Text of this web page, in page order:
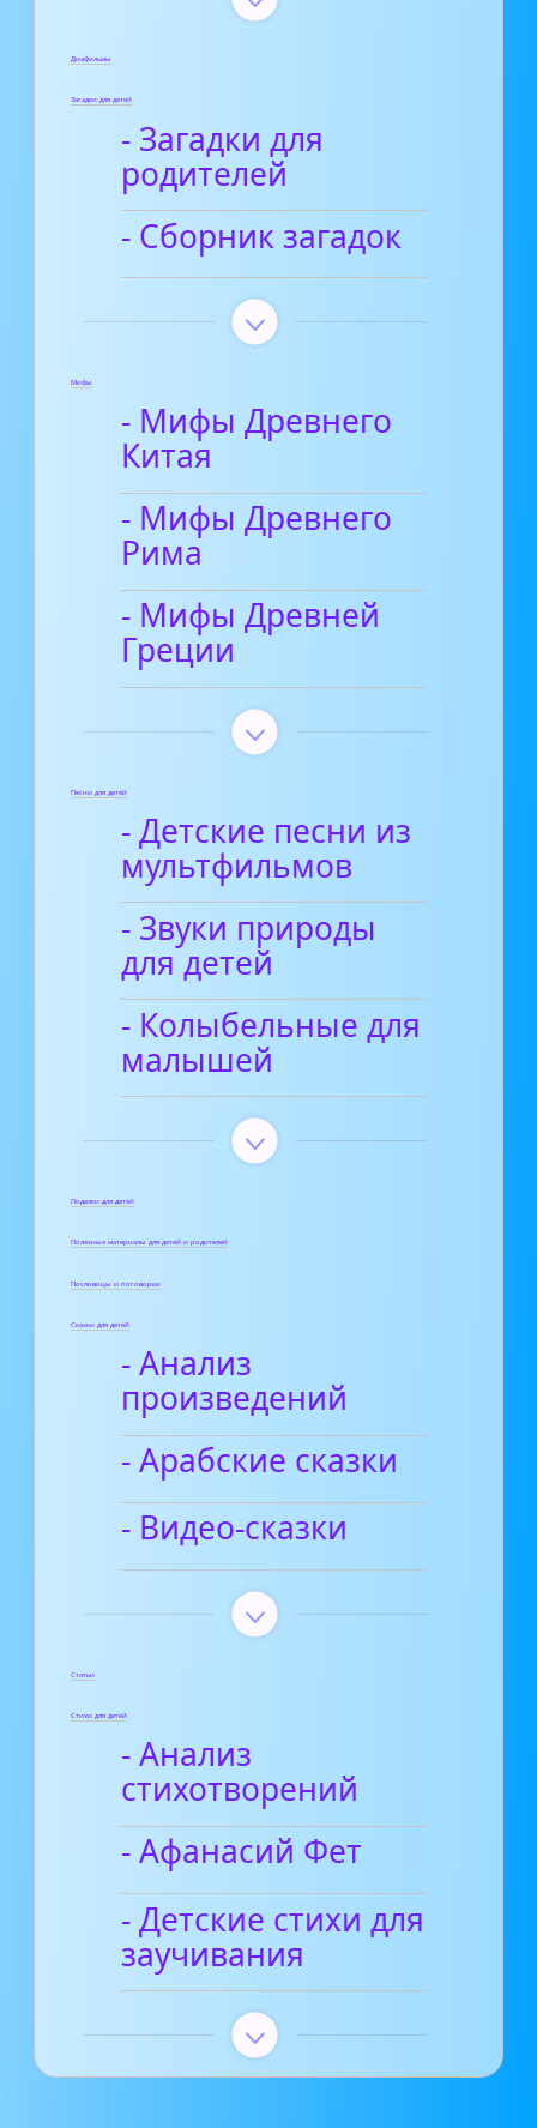
Диафильмы
Загадки для детей
- Загадки для
родителей
- Сборник загадок
Мифы
- Мифы Древнего
Китая
- Мифы Древнего
Рима
- Мифы Древней
Греции
Песни для детей
- Детские песни из
мультфильмов
- Звуки природы
для детей
- Колыбельные для
малышей
Поделки для детей
Полезные материалы для детей и родителей
Пословицы и поговорки
Сказки для детей
- Анализ
произведений
- Арабские сказки
- Видео-сказки
Статьи
Стихи для детей
- Анализ
стихотворений
- Афанасий Фет
- Детские стихи для
заучивания